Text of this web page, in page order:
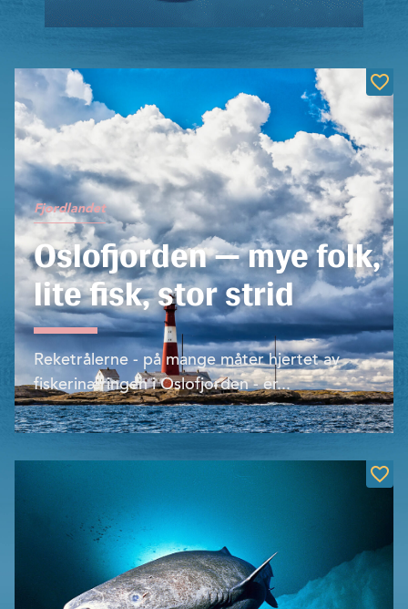
Fjordlandet
Oslofjorden — mye folk,
lite fisk, stor strid
Reketrålerne - på mange måter hjertet av
fiskerinæringen i Oslofjorden - er...